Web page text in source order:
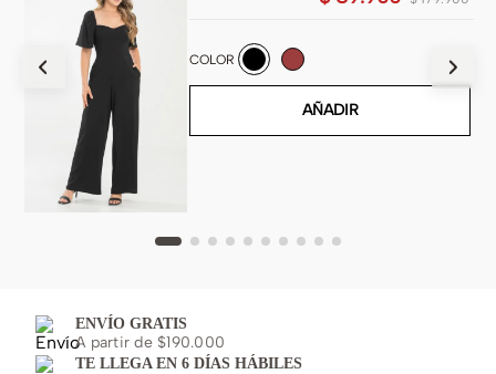
COLOR
AÑADIR
ENVÍO GRATIS
A partir de $190.000
TE LLEGA EN 6 DÍAS HÁBILES